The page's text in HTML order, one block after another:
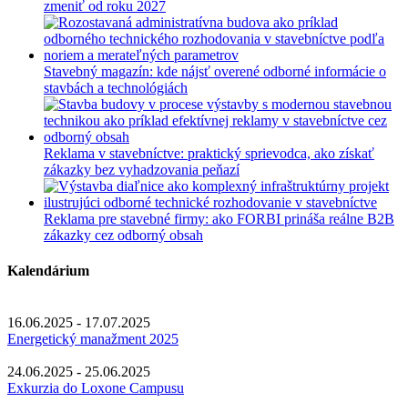
explore
gestures.
zmeniť od roku 2027
Stavebný magazín: kde nájsť overené odborné informácie o
stavbách a technológiách
Reklama v stavebníctve: praktický sprievodca, ako získať
zákazky bez vyhadzovania peňazí
Reklama pre stavebné firmy: ako FORBI prináša reálne B2B
zákazky cez odborný obsah
Kalendárium
16.06.2025 - 17.07.2025
Energetický manažment 2025
24.06.2025 - 25.06.2025
Exkurzia do Loxone Campusu